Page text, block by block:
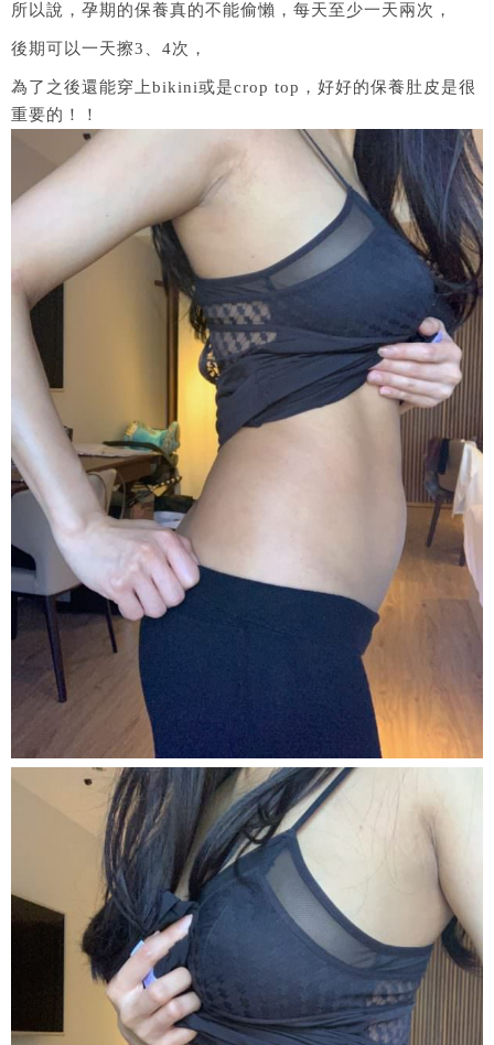
所以說，孕期的保養真的不能偷懶，每天至少一天兩次，
後期可以一天擦3、4次，
為了之後還能穿上bikini或是crop top，好好的保養肚皮是很
重要的！！